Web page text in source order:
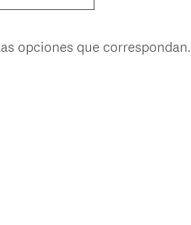
opciones que correspondan.